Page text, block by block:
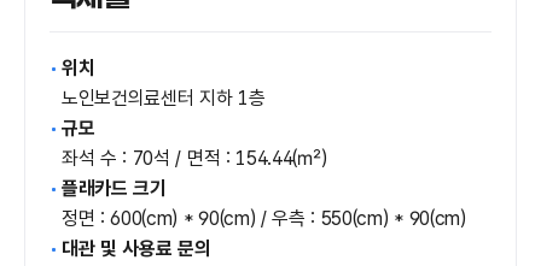
위치
노인보건의료센터 지하 1층
규모
좌석 수 : 70석 / 면적 : 154.44(㎡)
플래카드 크기
정면 : 600(cm) * 90(cm) / 우측 : 550(cm) * 90(cm)
대관 및 사용료 문의